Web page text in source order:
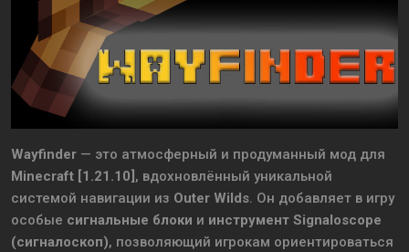
Wayfinder — это атмосферный и продуманный мод для
Minecraft [1.21.10] , вдохновлённый уникальной
системой навигации из Outer Wilds. Он добавляет в игру
особые сигнальные блоки и инструмент Signaloscope
(сигналоскоп), позволяющий игрокам ориентироваться